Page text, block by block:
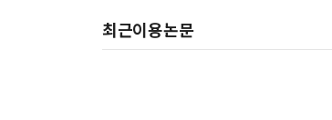
최근이용논문